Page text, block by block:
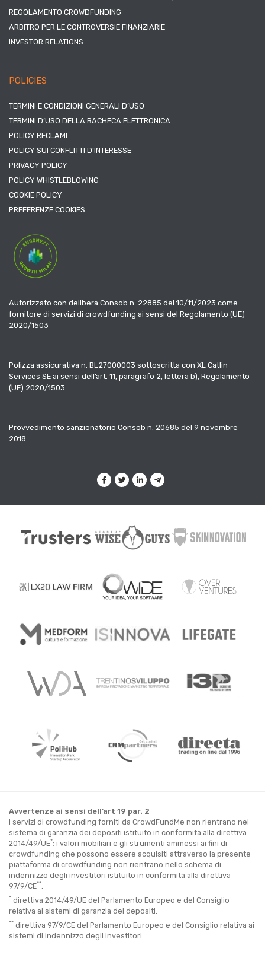
REGOLAMENTO CROWDFUNDING
ARBITRO PER LE CONTROVERSIE FINANZIARIE
INVESTOR RELATIONS
POLICIES
TERMINI E CONDIZIONI GENERALI D’USO
TERMINI D’USO DELLA BACHECA ELETTRONICA
POLICY RECLAMI
POLICY SUI CONFLITTI D’INTERESSE
PRIVACY POLICY
POLICY WHISTLEBLOWING
COOKIE POLICY
PREFERENZE COOKIES
Autorizzato con delibera Consob n. 22885 del 10/11/2023 come
fornitore di servizi di crowdfunding ai sensi del Regolamento (UE)
2020/1503
Polizza assicurativa n. BL27000003 sottoscritta con XL Catlin
Services SE ai sensi dell’art. 11, paragrafo 2, lettera b), Regolamento
(UE) 2020/1503
Provvedimento sanzionatorio Consob n. 20685 del 9 novembre
2018
Avvertenze ai sensi dell’art 19 par. 2
I servizi di crowdfunding forniti da CrowdFundMe non rientrano nel
sistema di garanzia dei depositi istituito in conformità alla direttiva
2014/49/UE*; i valori mobiliari e gli strumenti ammessi ai fini di
crowdfunding che possono essere acquisiti attraverso la presente
piattaforma di crowdfunding non rientrano nello schema di
indennizzo degli investitori istituito in conformità alla direttiva
97/9/CE**
* direttiva 2014/49/UE del Parlamento Europeo e del Consiglio
relativa ai sistemi di garanzia dei depositi.
** direttiva 97/9/CE del Parlamento Europeo e del Consiglio relativa ai
sistemi di indennizzo degli investitori.